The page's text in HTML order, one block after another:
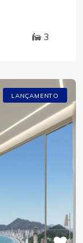
3
LANÇAMENTO